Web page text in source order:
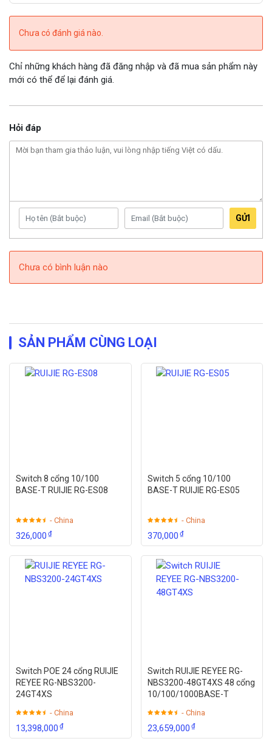
Chưa có đánh giá nào.
Chỉ những khách hàng đã đăng nhập và đã mua sản phẩm này
mới có thể để lại đánh giá.
Hỏi đáp
GỬI
Chưa có bình luận nào
SẢN PHẨM CÙNG LOẠI
Switch 8 cổng 10/100
BASE-T RUIJIE RG-ES08
- China
326,000₫
Switch 5 cổng 10/100
BASE-T RUIJIE RG-ES05
- China
370,000₫
Switch POE 24 cổng RUIJIE
REYEE RG-NBS3200-
24GT4XS
- China
13,398,000₫
Switch RUIJIE REYEE RG-
NBS3200-48GT4XS 48 cổng
10/100/1000BASE-T
- China
23,659,000₫